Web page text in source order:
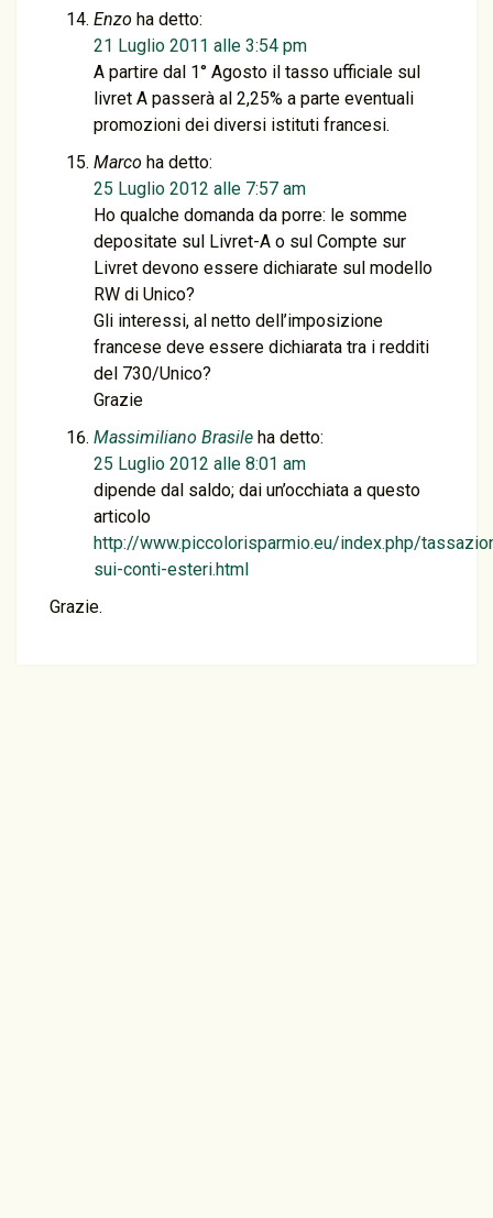
Enzo ha detto:
21 Luglio 2011 alle 3:54 pm
A partire dal 1° Agosto il tasso ufficiale sul
livret A passerà al 2,25% a parte eventuali
promozioni dei diversi istituti francesi.
Marco ha detto:
25 Luglio 2012 alle 7:57 am
Ho qualche domanda da porre: le somme
depositate sul Livret-A o sul Compte sur
Livret devono essere dichiarate sul modello
RW di Unico?
Gli interessi, al netto dell’imposizione
francese deve essere dichiarata tra i redditi
del 730/Unico?
Grazie
Massimiliano Brasile ha detto:
25 Luglio 2012 alle 8:01 am
dipende dal saldo; dai un’occhiata a questo
articolo
http://www.piccolorisparmio.eu/index.php/
sui-conti-esteri.html
Grazie.